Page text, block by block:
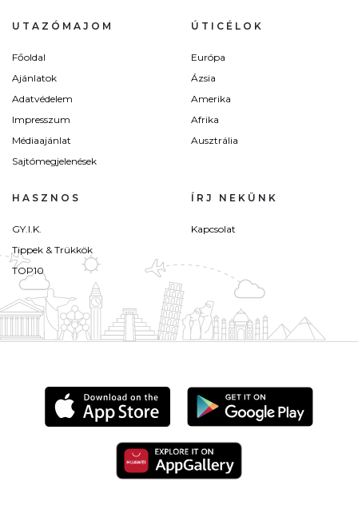
UTAZÓMAJOM
Főoldal
Ajánlatok
Adatvédelem
Impresszum
Médiaajánlat
Sajtómegjelenések
ÚTICÉLOK
Európa
Ázsia
Amerika
Afrika
Ausztrália
HASZNOS
GY.I.K.
Tippek & Trükkök
TOP10
ÍRJ NEKÜNK
Kapcsolat